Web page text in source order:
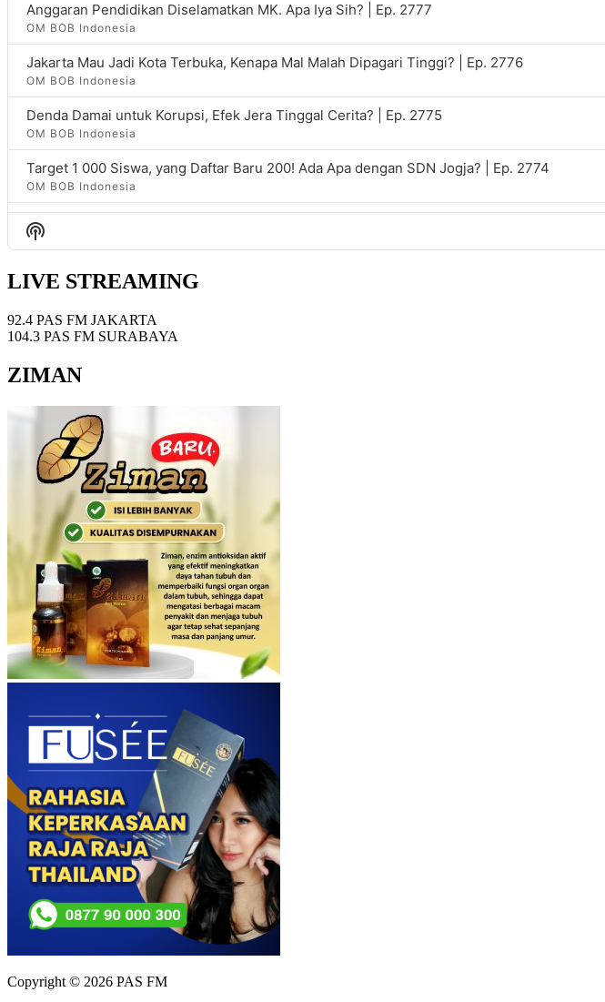
Anggaran Pendidikan Diselamatkan MK. Apa Iya Sih? | Ep. 2777
OM BOB Indonesia
Jakarta Mau Jadi Kota Terbuka, Kenapa Mal Malah Dipagari Tinggi? | Ep. 2776
OM BOB Indonesia
Denda Damai untuk Korupsi, Efek Jera Tinggal Cerita? | Ep. 2775
OM BOB Indonesia
Target 1 000 Siswa, yang Daftar Baru 200! Ada Apa dengan SDN Jogja? | Ep. 2774
OM BOB Indonesia
Proyek Gorong Gorong jalan menelan korban. mengapa bisa terjadi ? | Ep. 2773
OM BOB Indonesia
Denda Truk ODOL mundur lagi, kapan masalah jalan rusak akan selesai ? | Ep. 2772
OM BOB Indonesia
Yang Lapar Satwa, yang Kenyang Siapa? | Ep. 2771
OM BOB Indonesia
Beras Mahal, Prabowo : Tanam Padi Sendiri! apa solusi yang paling jitu? | Ep. 2770
10 Kepala Daerah Kena OTT KPK. ini akar masalahnya! | Ep. 2769
OM BOB Indonesia
Show
Podcast
LIVE STREAMING
92.4 PAS FM JAKARTA
104.3 PAS FM SURABAYA
ZIMAN
Copyright © 2026 PAS FM